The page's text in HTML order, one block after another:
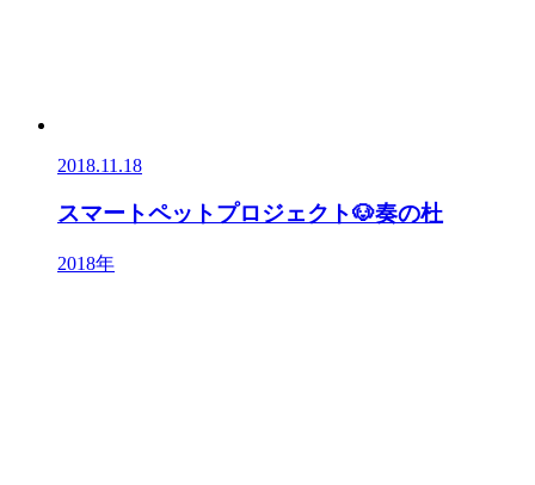
2018.11.18
スマートペットプロジェクト🐶奏の杜
2018年